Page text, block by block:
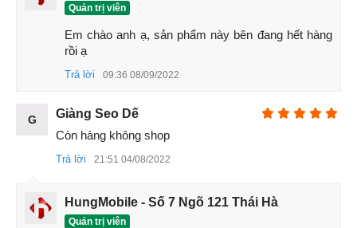
Xiaomi Redmi K20 mang đến những hình ảnh sắc nét, màu
sắc chân thực, khả năng điều chỉnh nguồn sáng thu vào tốt
điều kiện thiếu sáng. Redmi K20 hỗ trợ quay video chậm và
siêu chậm với tốc độ khung hình đạt mức tối đa 960 fps. Đây
Quản trị viên
Em chào anh ạ, sản phẩm này bên đang hết hàng
rồi ạ
Trả lời 09:36 08/09/2022
G
Giàng Seo Dế
Còn hàng không shop
Trả lời 21:51 04/08/2022
HungMobile - Số 7 Ngõ 121 Thái Hà
Quản trị viên